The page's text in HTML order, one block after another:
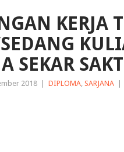
KERJA
SEKAR
2018 DIPLOMA, SARJANA